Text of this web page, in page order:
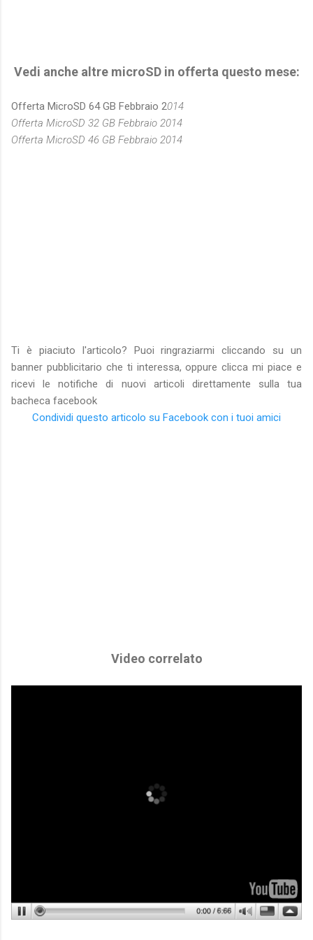
Vedi anche altre microSD in offerta questo mese:
Offerta MicroSD 64 GB Febbraio 2014
Offerta MicroSD 32 GB Febbraio 2014
Offerta MicroSD 46 GB Febbraio 2014
Ti è piaciuto l'articolo? Puoi ringraziarmi cliccando su un
banner pubblicitario che ti interessa, oppure clicca mi piace e
ricevi le notifiche di nuovi articoli direttamente sulla tua
bacheca facebook
Condividi questo articolo su Facebook con i tuoi amici
Video correlato